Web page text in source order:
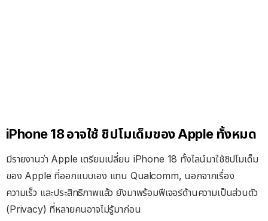
iPhone 18 อาจใช้ ชิปโมเด็มของ Apple ทั้งหมด
มีรายงานว่า Apple เตรียมเปลี่ยน iPhone 18 ทั้งไลน์มาใช้ชิปโมเด็ม
ของ Apple ที่ออกแบบเอง แทน Qualcomm, นอกจากเรื่อง
ความเร็ว และประสิทธิภาพแล้ว ยังมาพร้อมฟีเจอร์ด้านความเป็นส่วนตัว
(Privacy) ที่หลายคนอาจไม่รู้มาก่อน